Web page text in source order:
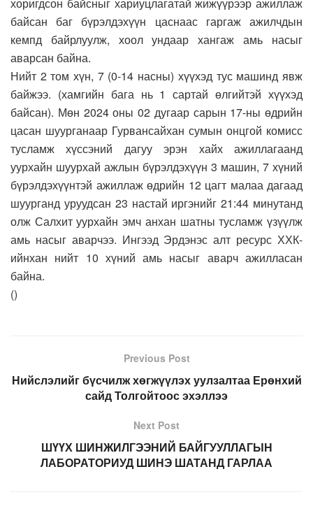
байсан баг бүрэлдэхүүн цаснаас гаргаж ажилчдын
кемпд байрлуулж, хоол ундаар хангаж амь насыг
аварсан байна.
Нийт 2 том хүн, 7 (0-14 насны) хүүхэд тус машинд явж
байжээ. (хамгийн бага нь 1 сартай өлгийтэй хүүхэд
байсан). Мөн 2024 оны 02 дугаар сарын 17-ны өдрийн
цасан шуурганаар Гурвансайхан сумын онцгой комисс
тусламж хүссэний дагуу эрэн хайх ажиллагаанд
уурхайн шуурхай ажлын бүрэлдэхүүн 3 машин, 7 хүний
бүрэлдэхүүнтэй ажиллаж өдрийн 12 цагт малаа дагаад
шуурганд уруудсан 23 настай иргэнийг 21:44 минутанд
олж Салхит уурхайн эмч анхан шатны тусламж үзүүлж
амь насыг аварчээ. Ингээд Эрдэнэс алт ресурс ХХК-
ийнхан нийт 10 хүний амь насыг аварч ажилласан
байна.
()
Previous Post
Нийслэлийг бүсчилж хөгжүүлэх уулзалтаа Ерөнхий
сайд Толгойтоос эхэллээ
Next Post
ШҮҮХ ШИНЖИЛГЭЭНИЙ БАЙГУУЛЛАГЫН
ЛАБОРАТОРИУД ШИНЭ ШАТАНД ГАРЛАА